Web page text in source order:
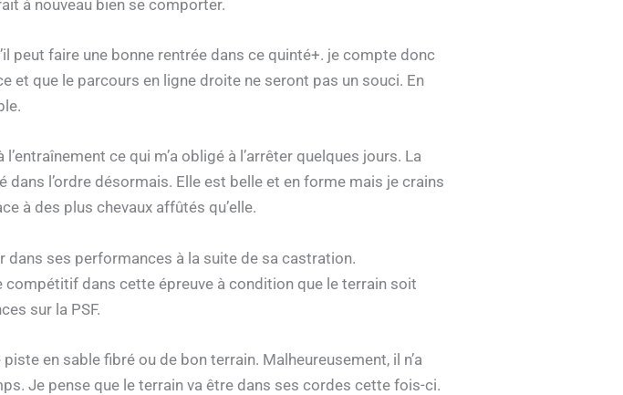
à nouveau bien se comporter.
peut faire une bonne rentrée dans ce quinté+. je compte donc
et que le parcours en ligne droite ne seront pas un souci. En
ce qui m’a obligé à l’arrêter quelques jours. La
l’ordre désormais. Elle est belle et en forme mais je crains
à des plus chevaux affûtés qu’elle.
dans ses performances à la suite de sa castration.
dans cette épreuve à condition que le terrain soit
sur la PSF.
en sable fibré ou de bon terrain. Malheureusement, il n’a
Je pense que le terrain va être dans ses cordes cette fois-ci.